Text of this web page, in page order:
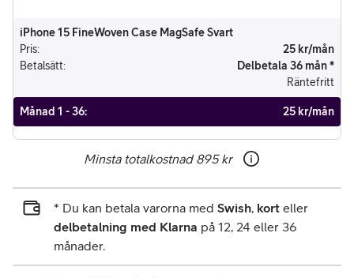
iPhone 15 FineWoven Case MagSafe Svart
Pris:
25 kr/mån
Betalsätt:
Delbetala 36 mån *
Räntefritt
Månad 1 - 36: 25 kr/mån
Minsta totalkostnad 895 kr
* Du kan betala varorna med Swish, kort eller
delbetalning med Klarna på 12, 24 eller 36
månader.